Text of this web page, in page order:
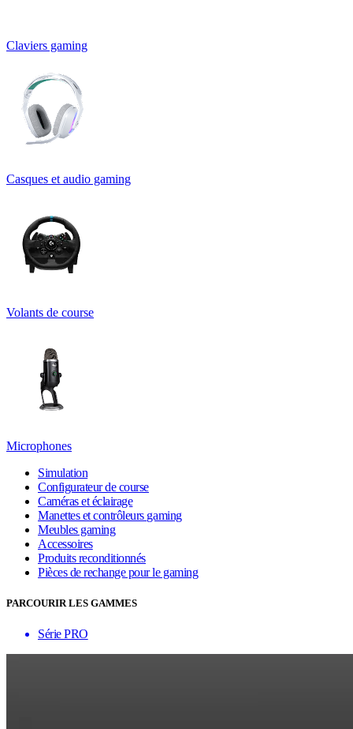
Claviers gaming
Casques et audio gaming
Volants de course
Microphones
Simulation
Configurateur de course
Caméras et éclairage
Manettes et contrôleurs gaming
Meubles gaming
Accessoires
Produits reconditionnés
Pièces de rechange pour le gaming
PARCOURIR LES GAMMES
Série PRO